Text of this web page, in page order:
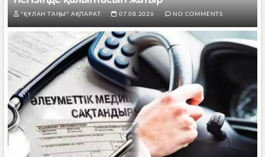
"ҚҰЛАН ТАҢЫ" АҚПАРАТ. 07.08.2026 NO COMMENTS